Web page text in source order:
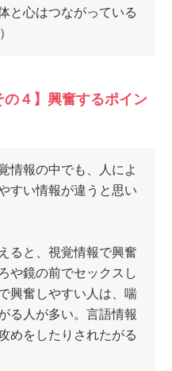
と心はつながっている
の４】興奮するポイン
情報の中でも、人によ
すい情報が違うと思い
ると、視覚情報で興奮
や鏡の前でセックスし
興奮しやすい人は、喘
る人が多い。言語情報
めをしたりされたがる